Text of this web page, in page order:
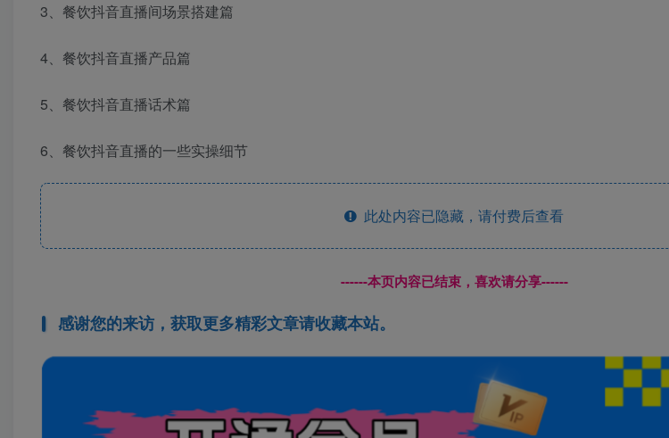
3、餐饮抖音直播间场景搭建篇
4、餐饮抖音直播产品篇
5、餐饮抖音直播话术篇
6、餐饮抖音直播的一些实操细节
此处内容已隐藏，请付费后查看
------本页内容已结束，喜欢请分享------
感谢您的来访，获取更多精彩文章请收藏本站。